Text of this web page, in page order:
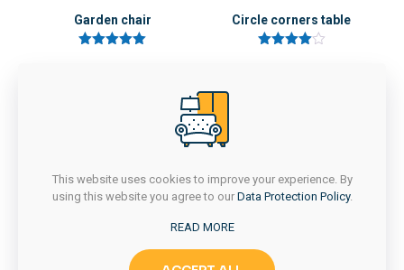
*
Daha sonraki yorumlarımda kullanılması için adım, e-posta
Garden chair Circle corners table
This website uses cookies to improve your experience. By
using this website you agree to our Data Protection Policy.
READ MORE